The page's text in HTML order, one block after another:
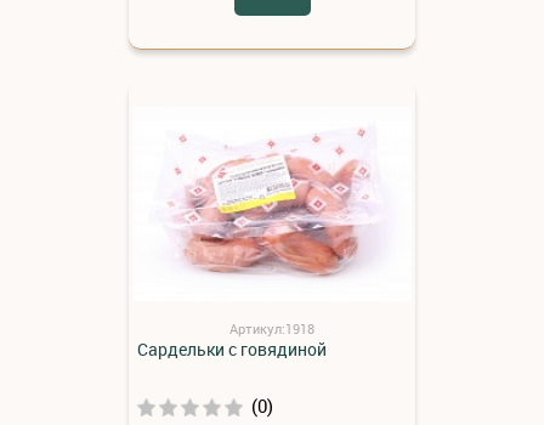
Артикул:1918
Сардельки с говядиной
(0)